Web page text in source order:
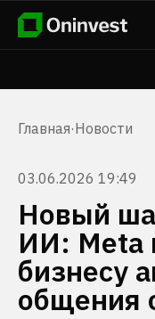
Главная·Новости
03.06.2026 19:49
Новый
ИИ: Meta
бизнесу
общения